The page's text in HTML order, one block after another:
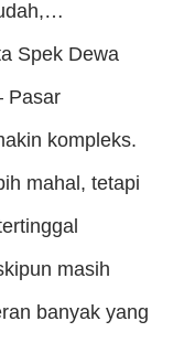
Spek Dewa
Pasar
kompleks.
mahal, tetapi
masih
banyak yang